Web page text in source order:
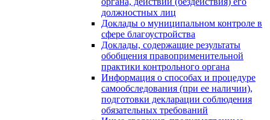
должностных лиц
Доклады о муниципальном контроле в
сфере благоустройства
Доклады, содержащие результаты
обобщения правоприменительной
практики контрольного органа
Информация о способах и процедуре
самообследования (при ее наличии),
подготовки декларации соблюдения
обязательных требований